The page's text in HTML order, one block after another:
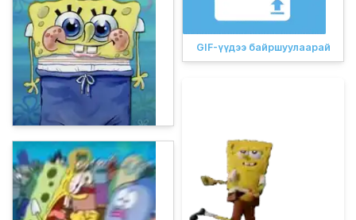
GIF-үүдээ байршуулаарай